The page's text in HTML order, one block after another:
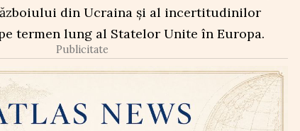
din Ucraina și al incertitudinilor
termen lung al Statelor Unite în Europa.
Publicitate